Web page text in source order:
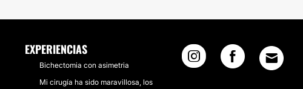
EXPERIENCIAS
Bichectomia con asimetria
Mi cirugía ha sido maravillosa, los